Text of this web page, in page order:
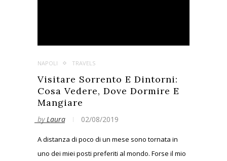
NAPOLI TRAVELS
Visitare Sorrento E Dintorni:
Cosa Vedere, Dove Dormire E
Mangiare
byLaura 02/08/2019
A distanza di poco di un mese sono tornata in
uno dei miei posti preferiti al mondo. Forse il mio